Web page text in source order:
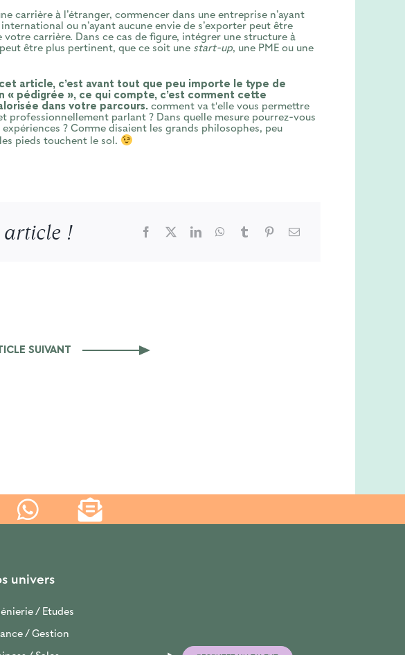
carrière à l’étranger, commencer dans une entreprise n’ayant
ou n’ayant aucune envie de s’exporter peut être
carrière. Dans ce cas de figure, intégrer une structure à
être plus pertinent, que ce soit une start-up, une PME ou une
article, c’est avant tout que peu importe le type de
« pédigrée », ce qui compte, c’est comment cette
dans votre parcours. comment va t'elle vous permettre
professionnellement parlant ? Dans quelle mesure pourrez-vous
? Comme disaient les grands philosophes, peu
pieds touchent le sol.
article !
SUIVANT
univers
/ Etudes
/ Gestion